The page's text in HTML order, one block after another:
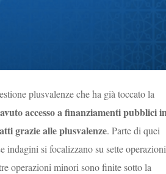
plusvalenze che ha già toccato la
accesso a finanziamenti pubblici
grazie alle plusvalenze. Parte di quei
si focalizzano su sette
operazioni minori sono finite sotto la